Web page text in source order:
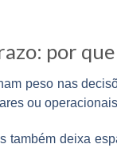
por
peso nas
ou
deixa